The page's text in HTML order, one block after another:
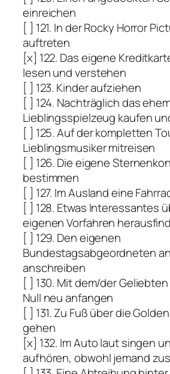
einreichen
[ ] 121. In der Rocky Horror
auftreten
[x] 122. Das eigene
lesen und verstehen
[ ] 123. Kinder aufziehen
[ ] 124. Nachträglich das
Lieblingsspielzeug kaufen
[ ] 125. Auf der kompletten
Lieblingsmusiker mitreisen
[ ] 126. Die eigene
bestimmen
[ ] 127. Im Ausland eine
[ ] 128. Etwas Interessantes
eigenen Vorfahren
[ ] 129. Den eigenen
Bundestagsabgeordneten
anschreiben
[ ] 130. Mit dem/der
Null neu anfangen
[ ] 131. Zu Fuß über die
gehen
[x] 132. Im Auto laut singen
aufhören, obwohl jemand